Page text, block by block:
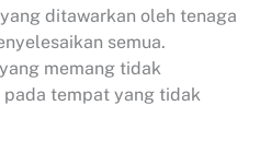
ditawarkan oleh tenaga
semua.
memang tidak
pada tempat yang tidak